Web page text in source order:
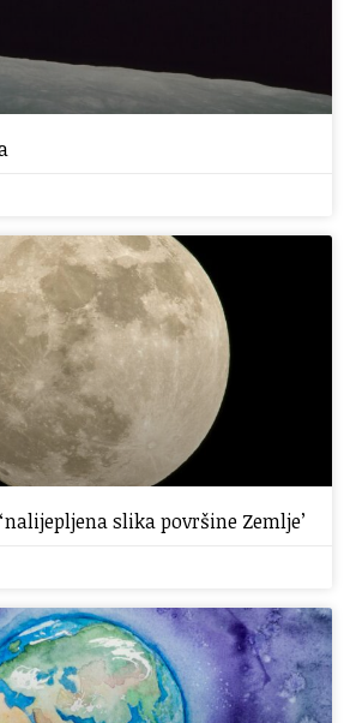
slika površine Zemlje’